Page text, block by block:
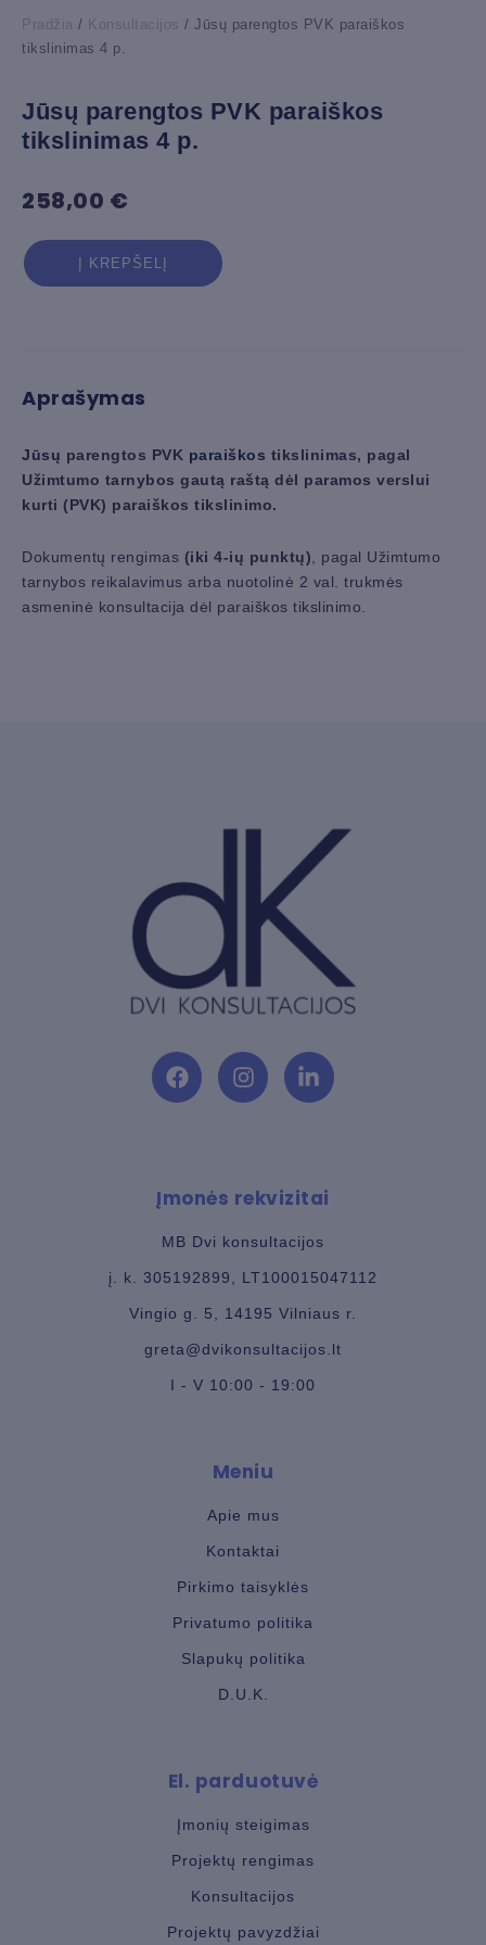
Pradžia / Konsultacijos / Jūsų parengtos PVK paraiškos
tikslinimas 4 p.
Jūsų parengtos PVK paraiškos
tikslinimas 4 p.
258,00 €
produkto
kiekis:
tikslinimas
p.
Į KREPŠELĮ
Aprašymas
Jūsų parengtos PVK paraiškos tikslinimas, pagal
Užimtumo tarnybos gautą raštą dėl paramos verslui
kurti (PVK) paraiškos tikslinimo.
Dokumentų rengimas (iki 4-ių punktų) , pagal Užimtumo
tarnybos reikalavimus arba nuotolinė 2 val. trukmės
asmeninė konsultacija dėl paraiškos tikslinimo.
F
a
o
k
I
n
g
a
m
L
i
d
n
-
i
n
Įmonės rekvizitai
MB Dvi konsultacijos
į. k. 305192899, LT100015047112
Vingio g. 5, 14195 Vilniaus r.
greta@dvikonsultacijos.lt
I - V 10:00 - 19:00
Meniu
Apie mus
Kontaktai
Pirkimo taisyklės
Privatumo politika
Slapukų politika
D.U.K.
El. parduotuvė
Įmonių steigimas
Projektų rengimas
Konsultacijos
Projektų pavyzdžiai